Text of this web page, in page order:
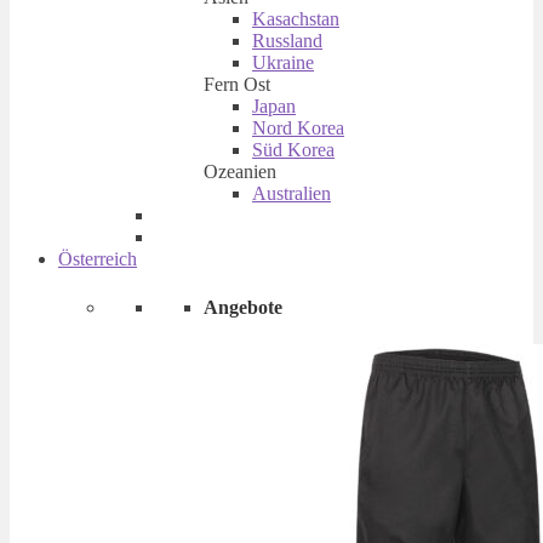
Kasachstan
Russland
Ukraine
Fern Ost
Japan
Nord Korea
Süd Korea
Ozeanien
Australien
Österreich
Angebote